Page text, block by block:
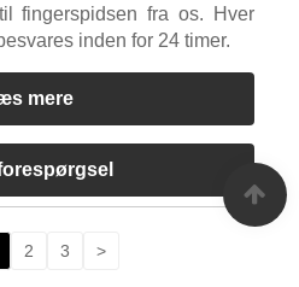
fingerspidsen fra os. Hver
inden for 24 timer.
mere
2 3 >